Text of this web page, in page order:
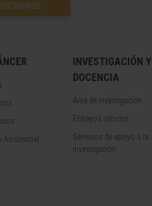
Asistencial
INVESTIGACIÓN Y
DOCENCIA
Área de investigación
Ensayos clínicos
Servicios de apoyo a la
investigación